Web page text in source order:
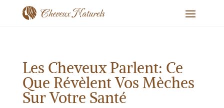
Les Cheveux Parlent: Ce
Que Révèlent Vos Mèches
Sur Votre Santé